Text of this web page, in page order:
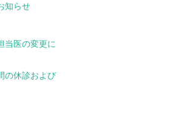
知らせ
医の変更に
の休診および